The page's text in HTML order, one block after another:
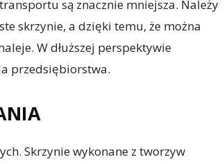
są znacznie mniejsza. Należy
skrzynie, a dzięki temu, że można
W dłuższej perspektywie
przedsiębiorstwa.
Skrzynie wykonane z tworzyw